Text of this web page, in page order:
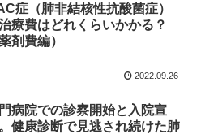
症（肺非結核性抗酸菌症）
療費はどれくらいかかる？
薬剤費編）
2022.09.26
病院での診察開始と入院宣
健康診断で見逃され続けた肺